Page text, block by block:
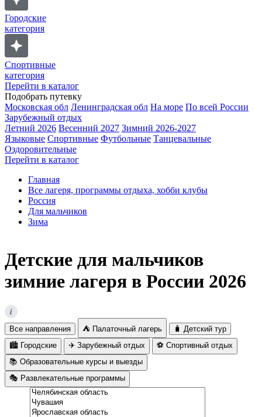
Городские
категория
Спортивные
категория
Перейти в каталог
Подобрать путевку
Московская обл Ленинградская обл На море По всей России
Зарубежный отдых
Летний 2026 Весенний 2027 Зимний 2026-2027
Языковые Спортивные Футбольные Танцевальные
Оздоровительные
Перейти в каталог
Главная
Все лагеря, программы отдыха, хобби клубы
Россия
Для мальчиков
Зима
Детские для мальчиков
зимние лагеря в России 2026
i
Все направления ⛺ Палаточный лагерь
🧳 Детский тур
🏙️ Городские
✈️ Зарубежный отдых
⚽ Спортивный отдых
📚 Образовательные курсы и выезды
🎭 Развлекательные программы